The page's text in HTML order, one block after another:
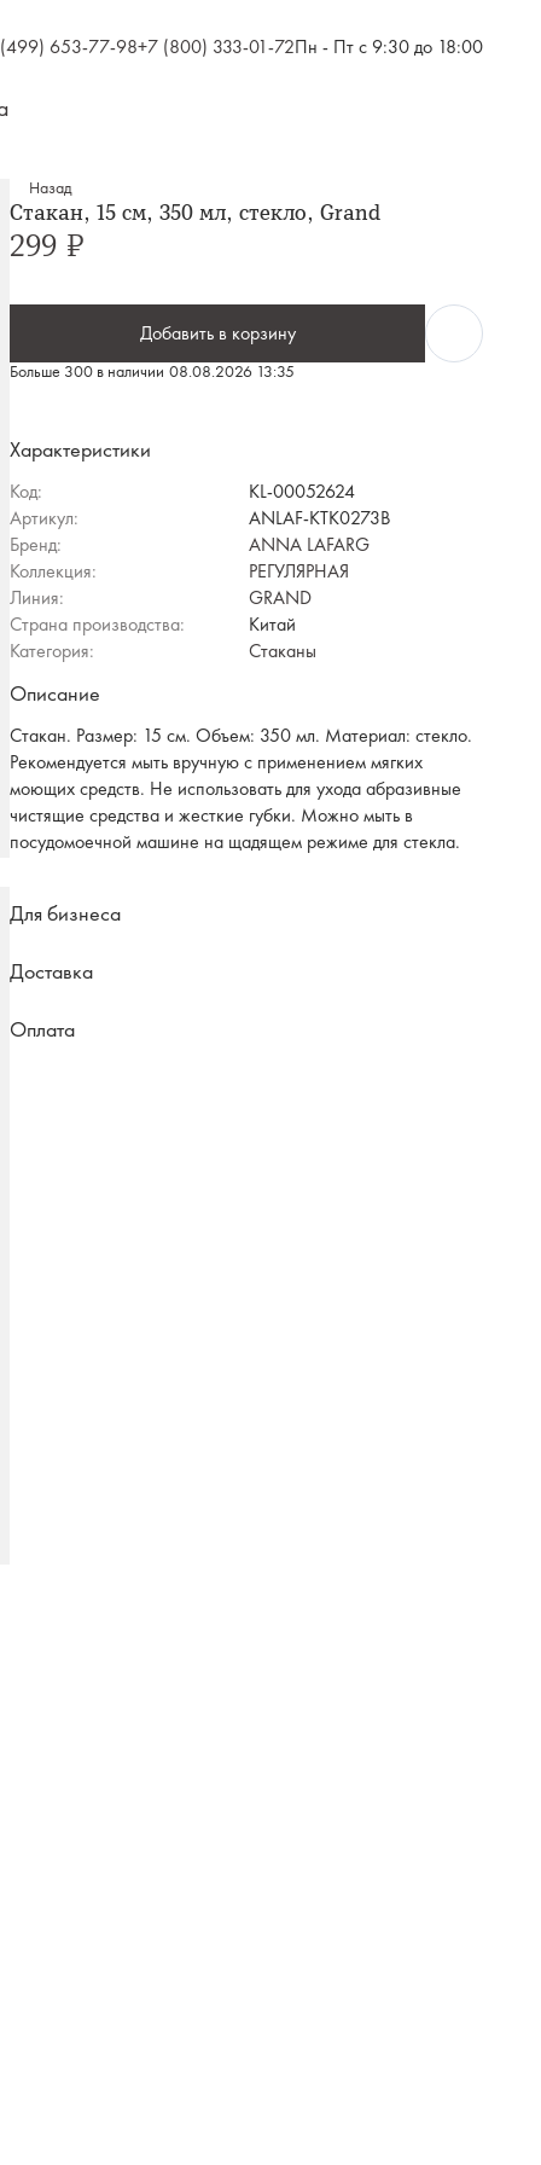
653-77-98+7 (800) 333-01-72Пн - Пт с 9:30 до 18:00
Назад
Стакан, 15 см, 350 мл, стекло, Grand
299 ₽
Больше 300 в наличии 08.08.2026 13:35
Добавить в корзину
Характеристики
Код:
KL-00052624
Артикул:
ANLAF-KTK0273B
Бренд:
ANNA LAFARG
Коллекция:
РЕГУЛЯРНАЯ
Линия:
GRAND
Страна производства:
Китай
Категория:
Стаканы
Описание
Стакан. Размер: 15 см. Объем: 350 мл. Материал: стекло.
Рекомендуется мыть вручную с применением мягких
моющих средств. Не использовать для ухода абразивные
чистящие средства и жесткие губки. Можно мыть в
посудомоечной машине на щадящем режиме для стекла.
Для бизнеса
Доставка
Оплата